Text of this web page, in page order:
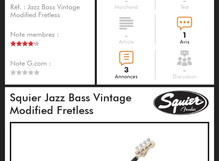
Réf. : Jazz Bass Vintage
Modified Fretless
Note membres :
Note G.com :
Marchand Test
-
Article
1
Avis
3
Annonces
-
Discussion
Squier Jazz Bass Vintage
Modified Fretless